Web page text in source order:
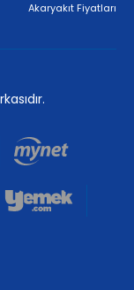
Akaryakıt Fiyatları